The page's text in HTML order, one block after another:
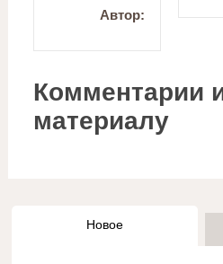
Автор:
Комментарии
материалу
Новое